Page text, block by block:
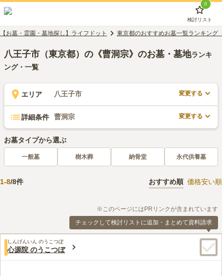
0
検討リスト
【お墓・霊園・墓地探し】ライフドット 東京都のおすすめお墓一覧ランキング
八王子市（東京都）の《曹洞宗》のお墓・墓地ランキ
ング・一覧
エリア 八王子市 変更する
詳細条件 曹洞宗 変更する
お墓タイプから選ぶ
一般墓 樹木葬 納骨堂 永代供養墓
1-8/8件 おすすめ順 価格安い順
※このページにはPRリンクが含まれています
チェックして検討リストに追加・まとめて資料請求
しんげんいん のうこつぼ
心源院 のうこつぼ